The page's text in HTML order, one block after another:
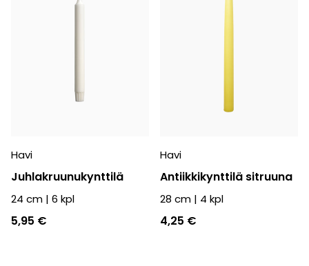
Havi
Juhlakruunukynttilä
24 cm | 6 kpl
5,95 €
Havi
Antiikkikynttilä sitruuna
28 cm | 4 kpl
4,25 €